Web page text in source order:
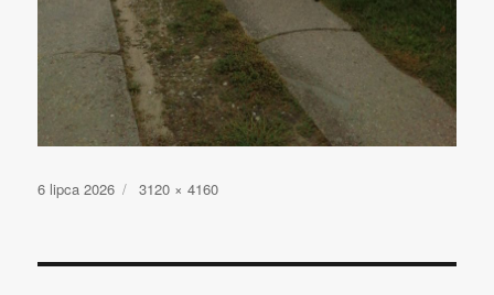
Opublikowano
6 lipca 2026
Pełny
3120 × 4160